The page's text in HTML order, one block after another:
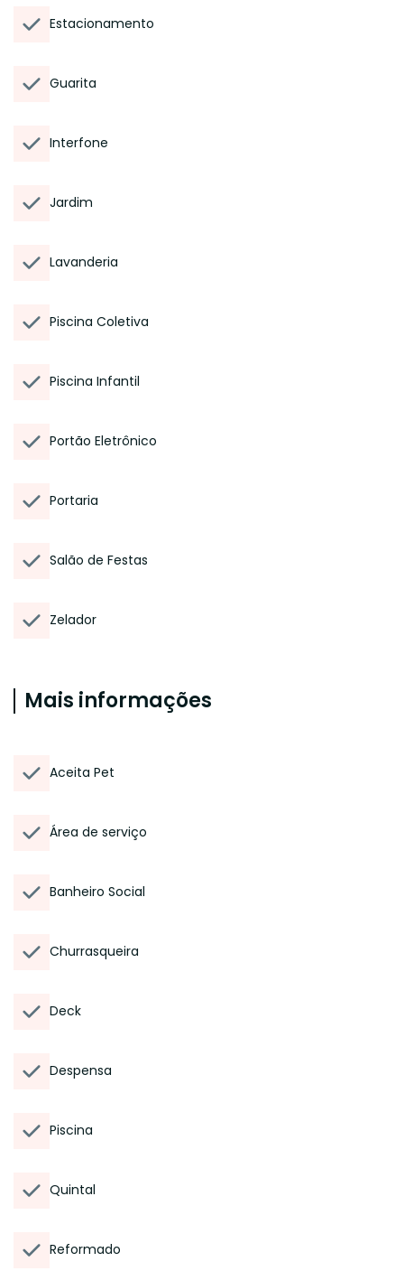
Estacionamento
Guarita
Interfone
Jardim
Lavanderia
Piscina Coletiva
Piscina Infantil
Portão Eletrônico
Portaria
Salão de Festas
Zelador
Mais informações
Aceita Pet
Área de serviço
Banheiro Social
Churrasqueira
Deck
Despensa
Piscina
Quintal
Reformado